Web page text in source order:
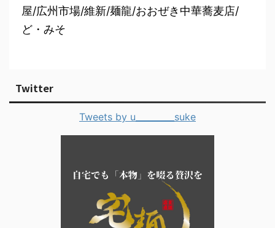
屋/広州市場/維新/麺龍/おおぜき中華蕎麦店/
ど・みそ
Twitter
Tweets by u_________suke